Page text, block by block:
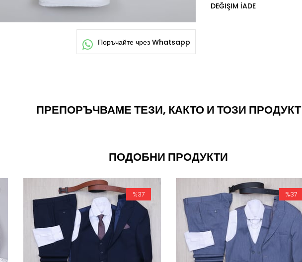
DEĞIŞIM İADE
ПРЕПОРЪЧВАМЕ ТЕЗИ, КАКТО И ТОЗИ ПРОДУКТ
ПОДОБНИ ПРОДУКТИ
%37 %37